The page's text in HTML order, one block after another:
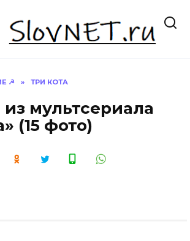
☭ » ТРИ КОТА
мультсериала
(15 фото)